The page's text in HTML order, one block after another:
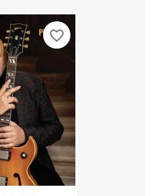
favorite_border